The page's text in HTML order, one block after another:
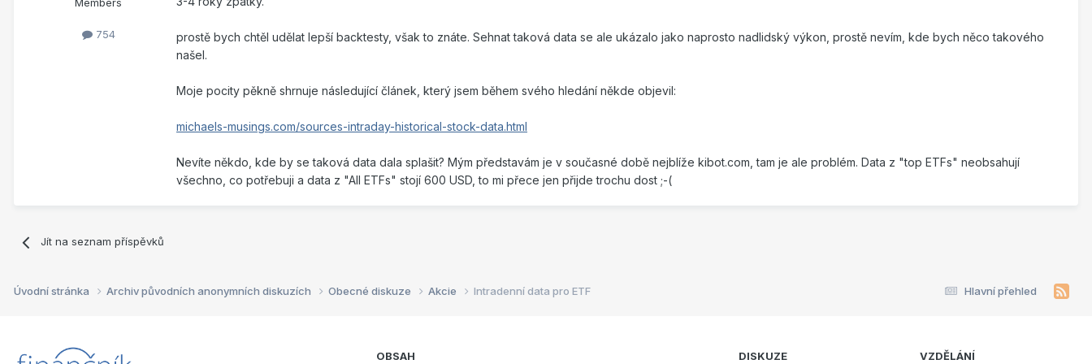
Members
754
prostě bych chtěl udělat lepší backtesty, však to znáte. Sehnat taková data se ale ukázalo jako naprosto nadlidský výkon, prostě nevím, kde bych něco takového
našel.
Moje pocity pěkně shrnuje následující článek, který jsem během svého hledání někde objevil:
michaels-musings.com/sources-intraday-historical-stock-data.html
Nevíte někdo, kde by se taková data dala splašit? Mým představám je v současné době nejblíže kibot.com, tam je ale problém. Data z "top ETFs" neobsahují
všechno, co potřebuji a data z "All ETFs" stojí 600 USD, to mi přece jen přijde trochu dost ;-(
Jít na seznam příspěvků
Hlavní přehled
Úvodní stránka Archiv původních anonymních diskuzích Obecné diskuze Akcie Intradenní data pro ETF
OBSAH
DISKUZE
VZDĚLÁNÍ